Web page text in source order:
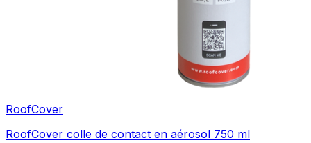
RoofCover
RoofCover colle de contact en aérosol 750 ml